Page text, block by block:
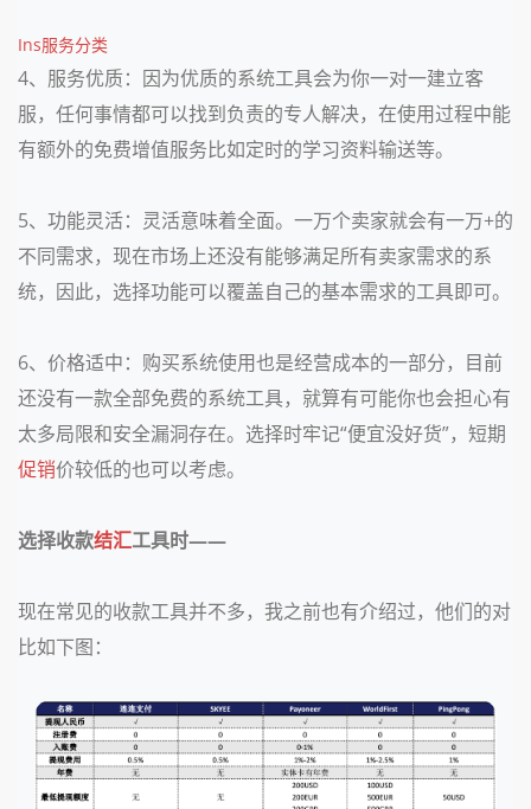
Ins服务分类
4、服务优质：因为优质的系统工具会为你一对一建立客
服，任何事情都可以找到负责的专人解决，在使用过程中能
有额外的免费增值服务比如定时的学习资料输送等。
5、功能灵活：灵活意味着全面。一万个卖家就会有一万+的
不同需求，现在市场上还没有能够满足所有卖家需求的系
统，因此，选择功能可以覆盖自己的基本需求的工具即可。
6、价格适中：购买系统使用也是经营成本的一部分，目前
还没有一款全部免费的系统工具，就算有可能你也会担心有
太多局限和安全漏洞存在。选择时牢记“便宜没好货”，短期
促销价较低的也可以考虑。
选择收款结汇工具时——
现在常见的收款工具并不多，我之前也有介绍过，他们的对
比如下图：